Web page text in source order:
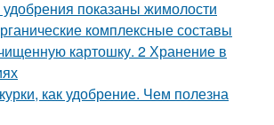
показаны жимолости
комплексные составы
картошку. 2 Хранение в
как удобрение. Чем полезна